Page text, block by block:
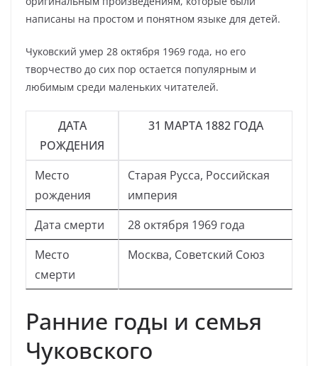
написаны на простом и понятном языке для детей.
Чуковский умер 28 октября 1969 года, но его
творчество до сих пор остается популярным и
любимым среди маленьких читателей.
ДАТА
РОЖДЕНИЯ
31 МАРТА 1882 ГОДА
Место
рождения
Старая Русса, Российская
империя
Дата смерти
28 октября 1969 года
Место
смерти
Москва, Советский Союз
Ранние годы и семья
Чуковского